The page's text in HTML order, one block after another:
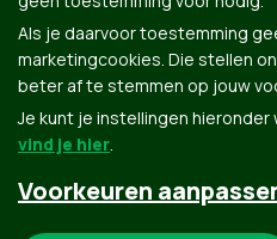
© Copyright Groen 2026 | Gemaakt met
Als je daarvoor toestemming
marketingcookies. Die stellen
beter af te stemmen op jouw
Je kunt je instellingen hieronder
vind je hier.
Voorkeuren